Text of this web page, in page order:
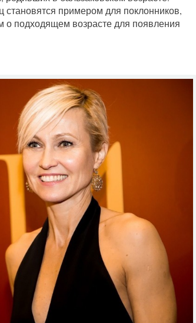
примером для поклонников,
о подходящем возрасте для появления